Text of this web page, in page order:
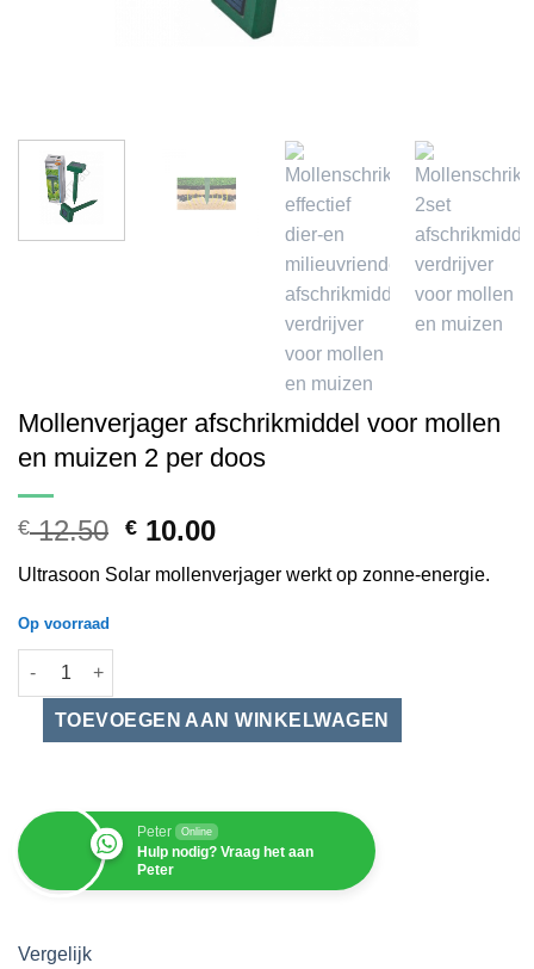
Mollenverjager afschrikmiddel voor mollen
en muizen 2 per doos
€12.50 Oorspronkelijke
was:
€ 10.00Huidige
is:
Ultrasoon Solar mollenverjager werkt op zonne-energie.
Op voorraad
Mollenverjager afschrikmiddel voor mollen en muizen 2 per
Peter Online
Hulp nodig? Vraag het aan
Peter
Vergelijk